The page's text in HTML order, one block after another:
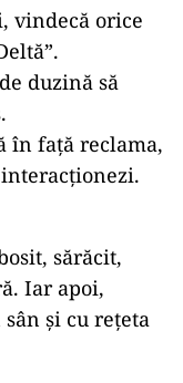
vindecă orice
duzină să
în față reclama,
sărăcit,
Iar apoi,
și cu rețeta